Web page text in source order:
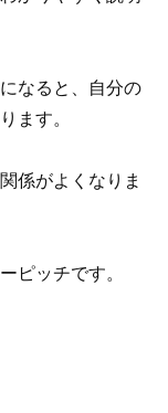
なると、自分の
ます。
係がよくなりま
ピッチです。